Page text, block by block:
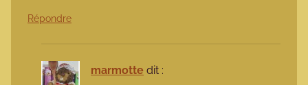
Répondre
marmotte dit :